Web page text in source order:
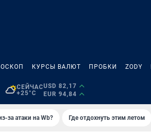
КУРСЫ ВАЛЮТ ПРОБКИ ZODY
СЕЙЧАС
+25°C
USD 82,17
EUR 94,84
за атаки на Wb? Где отдохнуть этим летом